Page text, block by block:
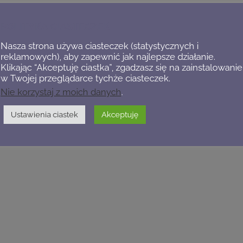
Nasza strona używa ciasteczek (statystycznych i
reklamowych), aby zapewnić jak najlepsze działanie.
Klikając “Akceptuję ciastka”, zgadzasz się na zainstalowanie
w Twojej przeglądarce tychże ciasteczek.
Nie korzystaj z moich danych.
Ustawienia ciastek Akceptuję